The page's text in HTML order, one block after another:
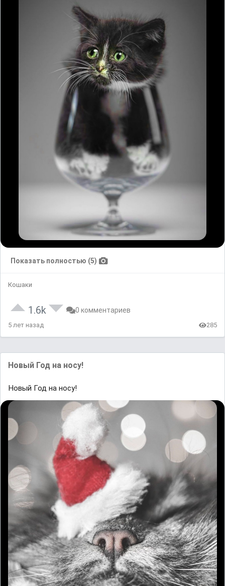
Показать полностью (5)
Кошаки
1.6k 0 комментариев
5 лет назад 285
Новый Год на носу!
Новый Год на носу!